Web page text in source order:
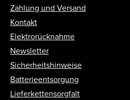
Zahlung und Versand
Kontakt
Elektrorücknahme
Newsletter
Sicherheitshinweise
Batterieentsorgung
Lieferkettensorgfalt